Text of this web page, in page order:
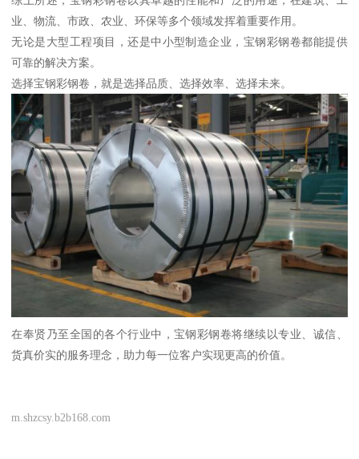
业、物流、市政、农业、环保等多个领域发挥着重要作用。
无论是大型工程项目，还是中小型制造企业，宝钢彩钢卷都能提供
可靠的解决方案。
选择宝钢彩钢卷，就是选择品质、选择效率、选择未来。
在奉贤乃至全国的各个行业中，宝钢彩钢卷将继续以专业、诚信、
货真价实的服务理念，助力每一位客户实现更高的价值。
m.shzcsy.b2b168.com